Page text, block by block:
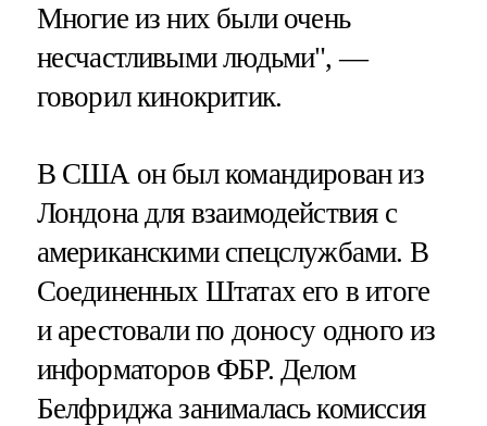
Многие из них были очень
несчастливыми людьми", —
говорил кинокритик.
В США он был командирован из
Лондона для взаимодействия с
американскими спецслужбами. В
Соединенных Штатах его в итоге
и арестовали по доносу одного из
информаторов ФБР. Делом
Белфриджа занималась комиссия